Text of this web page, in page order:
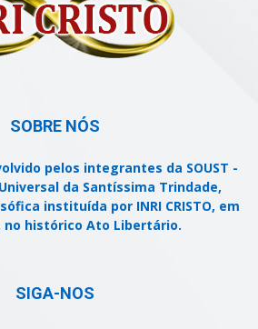
SOBRE NÓS
pelos integrantes da SOUST -
da Santíssima Trindade,
instituída por INRI CRISTO, em
no histórico Ato Libertário.
SIGA-NOS